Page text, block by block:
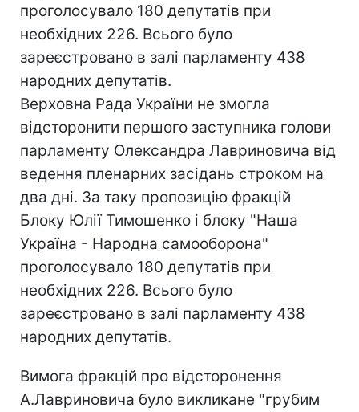
проголосувало 180 депутатів при
необхідних 226. Всього було
зареєстровано в залі парламенту 438
народних депутатів.
Верховна Рада України не змогла
відсторонити першого заступника голови
парламенту Олександра Лавриновича від
ведення пленарних засідань строком на
два дні. За таку пропозицію фракцій
Блоку Юлії Тимошенко і блоку "Наша
Україна - Народна самооборона"
проголосувало 180 депутатів при
необхідних 226. Всього було
зареєстровано в залі парламенту 438
народних депутатів.
Вимога фракцій про відсторонення
А.Лавриновича було викликане "грубим